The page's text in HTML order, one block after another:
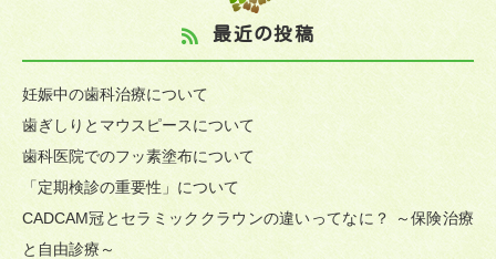
最近の投稿
妊娠中の歯科治療について
歯ぎしりとマウスピースについて
歯科医院でのフッ素塗布について
「定期検診の重要性」について
CADCAM冠とセラミッククラウンの違いってなに？ ～保険治療
と自由診療～